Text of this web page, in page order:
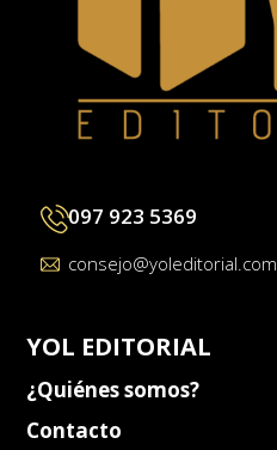
097 923 5369
consejo@yoleditorial.com
YOL EDITORIAL
¿Quiénes somos?
Contacto